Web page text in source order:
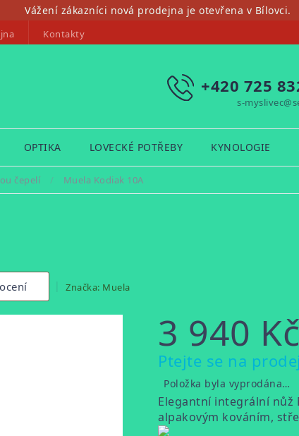
Vážení zákazníci nová prodejna je otevřena v Bílovci.
Kontakty
+420 725
s-
OPTIKA LOVECKÉ POTŘEBY KYNOLOGIE
čepelí / Muela Kodiak 10A
Značka: Muela
3 940 Kč
Měrná
cena:
Ptejte se na
Položka byla vyprodána…
Elegantní integrální nůž
alpakovým kováním,